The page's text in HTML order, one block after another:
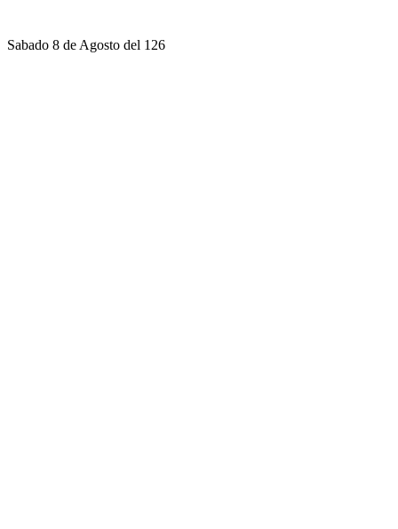
Sabado 8 de Agosto del 126